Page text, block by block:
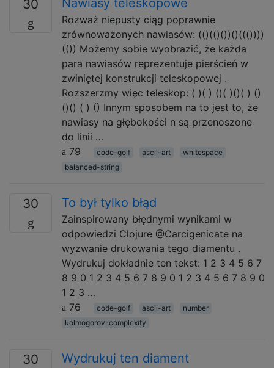
30 Nawiasy teleskopowe
Rozważ niepusty ciąg poprawnie
zrównoważonych nawiasów: (()(()())()((())))
(()) Możemy sobie wyobrazić, że każda
para nawiasów reprezentuje pierścień w
zwiniętej konstrukcji teleskopowej .
Rozszerzmy więc teleskop: ( )( ) ()( )()( ) ()
()() ( ) () Innym sposobem na to jest to, że
nawiasy na głębokości n są przenoszone
do linii …
79
code-golf ascii-art
whitespace
balanced-string
30 To był tylko błąd
Zainspirowany błędnymi wynikami w
odpowiedzi Clojure @Carcigenicate na
wyzwanie drukowania tego diamentu .
Wydrukuj dokładnie ten tekst: 1 2 3 4 5 6 7
8 9 0 1 2 3 4 5 6 7 8 9 0 1 2 3 4 5 6 7 8 9 0
1 2 3 …
76
code-golf ascii-art
number
kolmogorov-complexity
30 Wydrukuj ten diament